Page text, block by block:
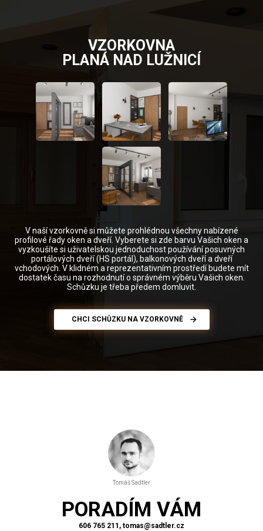
VZORKOVNA
PLANÁ NAD LUŽNICÍ
V naší vzorkovně si můžete prohlédnou všechny nabízené
profilové řady oken a dveří. Vyberete si zde barvu Vašich oken a
vyzkoušíte si uživatelskou jednoduchost používání posuvných
portálových dveří (HS portál), balkonových dveří a dveří
vchodových. V klidném a reprezentativním prostředí budete mít
dostatek času na rozhodnutí o správném výběru Vašich oken.
Schůzku je třeba předem domluvit.
CHCI SCHŮZKU NA VZORKOVNĚ
Tomáš Sadtler
PORADÍM VÁM
606 765 211, tomas@sadtler.cz